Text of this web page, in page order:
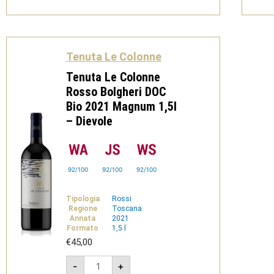
-
quantità
Tenuta Le Colonne
Tenuta Le Colonne
Rosso Bolgheri DOC
Bio 2021 Magnum 1,5l
– Dievole
92/100 92/100 92/100
Tipologia
Rossi
Regione
Toscana
Annata
2021
Formato
1,5 l
€45,00
-
Tenuta
+